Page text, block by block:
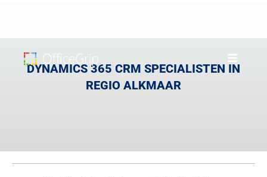
DYNAMICS 365 CRM SPECIALISTEN IN
REGIO ALKMAAR